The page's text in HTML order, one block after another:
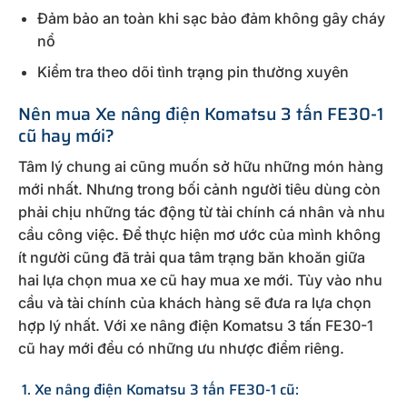
Đảm bảo an toàn khi sạc bảo đảm không gây cháy
nổ
Kiểm tra theo dõi tình trạng pin thường xuyên
Nên mua Xe nâng điện Komatsu 3 tấn FE30-1
cũ hay mới?
Tâm lý chung ai cũng muốn sở hữu những món hàng
mới nhất. Nhưng trong bối cảnh người tiêu dùng còn
phải chịu những tác động từ tài chính cá nhân và nhu
cầu công việc. Để thực hiện mơ ước của mình không
ít người cũng đã trải qua tâm trạng băn khoăn giữa
hai lựa chọn mua xe cũ hay mua xe mới. Tùy vào nhu
cầu và tài chính của khách hàng sẽ đưa ra lựa chọn
hợp lý nhất. Với xe nâng điện Komatsu 3 tấn FE30-1
cũ hay mới đều có những ưu nhược điểm riêng.
1. Xe nâng điện Komatsu 3 tấn FE30-1 cũ: